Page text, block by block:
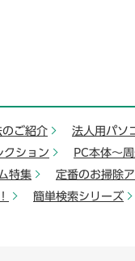
ご紹介
法人用パソ
クション
PC本体～
特集
定番のお掃除
簡単検索シリーズ